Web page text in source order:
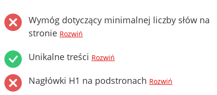
Wymóg dotyczący minimalnej liczby słów na
stronie Rozwiń
Unikalne treści Rozwiń
Nagłówki H1 na podstronach Rozwiń